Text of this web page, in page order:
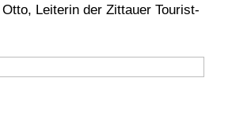
Leiterin der Zittauer Tourist-